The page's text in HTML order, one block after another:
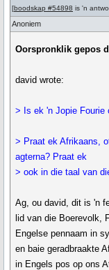
[boodskap #54898 is 'n
Anoniem
Oorspronklik gepos
david wrote:
> Is ek 'n Jopie Fourie
> Praat ek Afrikaans,
agterna? Praat ek
> ook in die taal van
Ag, ou david, dit is 'n
lid van die Boerevolk,
Engelse pennaam in
en baie geradbraakte
in Engels pos op ons